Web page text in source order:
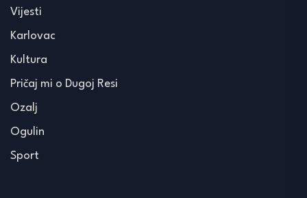
Vijesti
Karlovac
Kultura
Pričaj mi o Dugoj Resi
Ozalj
Ogulin
Sport